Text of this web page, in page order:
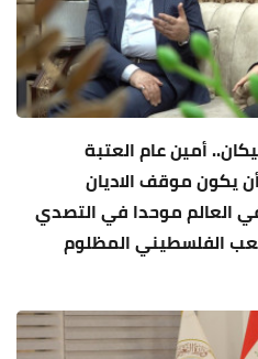
أمين عام العتبة
يكون موقف الاديان
في العالم موحدا في التصدي
الفلسطيني المظلوم